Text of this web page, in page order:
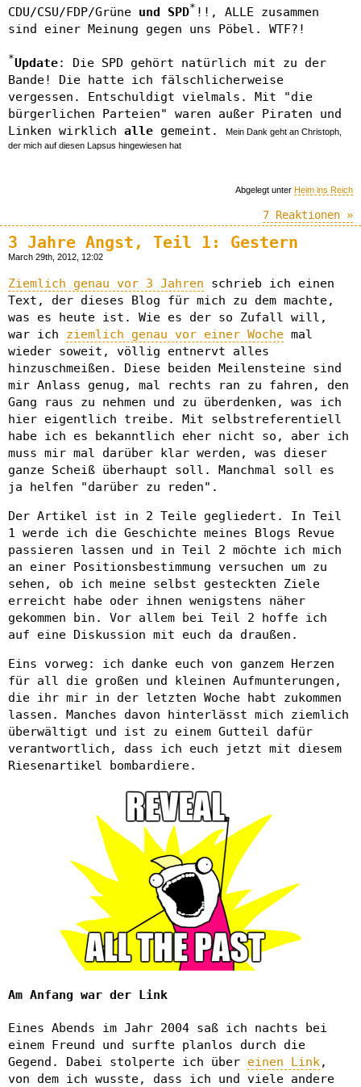
CDU/CSU/FDP/Grüne und SPD* !!, ALLE zusammen
sind einer Meinung gegen uns Pöbel. WTF?!
*Update: Die SPD gehört natürlich mit zu der
Bande! Die hatte ich fälschlicherweise
vergessen. Entschuldigt vielmals. Mit "die
bürgerlichen Parteien" waren außer Piraten und
Linken wirklich alle gemeint.
Mein Dank geht an Christoph,
der mich auf diesen Lapsus hingewiesen hat
Abgelegt unter Heim ins Reich
7 Reaktionen »
3 Jahre Angst, Teil 1: Gestern
March 29th, 2012, 12:02
Ziemlich genau vor 3 Jahren schrieb ich einen
Text, der dieses Blog für mich zu dem machte,
was es heute ist. Wie es der so Zufall will,
war ich ziemlich genau vor einer Woche mal
wieder soweit, völlig entnervt alles
hinzuschmeißen. Diese beiden Meilensteine sind
mir Anlass genug, mal rechts ran zu fahren, den
Gang raus zu nehmen und zu überdenken, was ich
hier eigentlich treibe. Mit selbstreferentiell
habe ich es bekanntlich eher nicht so, aber ich
muss mir mal darüber klar werden, was dieser
ganze Scheiß überhaupt soll. Manchmal soll es
ja helfen "darüber zu reden".
Der Artikel ist in 2 Teile gegliedert. In Teil
1 werde ich die Geschichte meines Blogs Revue
passieren lassen und in Teil 2 möchte ich mich
an einer Positionsbestimmung versuchen um zu
sehen, ob ich meine selbst gesteckten Ziele
erreicht habe oder ihnen wenigstens näher
gekommen bin. Vor allem bei Teil 2 hoffe ich
auf eine Diskussion mit euch da draußen.
Eins vorweg: ich danke euch von ganzem Herzen
für all die großen und kleinen Aufmunterungen,
die ihr mir in der letzten Woche habt zukommen
lassen. Manches davon hinterlässt mich ziemlich
überwältigt und ist zu einem Gutteil dafür
verantwortlich, dass ich euch jetzt mit diesem
Riesenartikel bombardiere.
Am Anfang war der Link
Eines Abends im Jahr 2004 saß ich nachts bei
einem Freund und surfte planlos durch die
Gegend. Dabei stolperte ich über einen Link,
von dem ich wusste, dass ich und viele andere